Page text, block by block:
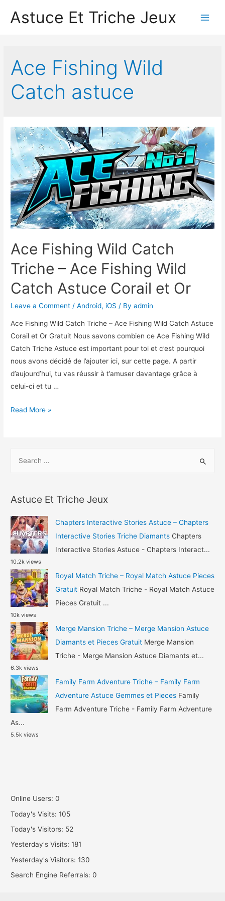
Astuce Et Triche Jeux
Ace Fishing Wild
Catc‪h‬ astuce
Ace Fishing Wild Catch
Triche – Ace Fishing Wild
Catch Astuce Corail et Or
Leave a Comment /Android, iOS / Byadmin
Ace Fishing Wild Catch Triche – Ace Fishing Wild Catch Astuce
Corail et Or Gratuit Nous savons combien ce Ace Fishing Wild
Catch Triche Astuce est important pour toi et c’est pourquoi
nous avons décidé de l’ajouter ici, sur cette page. A partir
d’aujourd’hui, tu vas réussir à t’amuser davantage grâce à
celui-ci et tu …
Ace
Triche
Fishing
Catch
Astuce
Corail
et
Or
Read More »
h
f
o
r
:
Astuce Et Triche Jeux
Chapters Interactive Stories Astuce – Chapters
Interactive Stories Triche Diamants Chapters
Interactive Stories Astuce - Chapters Interact...
10.2k views
Royal Match Triche – Royal Match Astuce Pieces
Gratuit Royal Match Triche - Royal Match Astuce
Pieces Gratuit ...
10k views
Merge Mansion Triche – Merge Mansion Astuce
Diamants et Pieces Gratuit Merge Mansion
Triche - Merge Mansion Astuce Diamants et...
6.3k views
Family Farm Adventure Triche – Family Farm
Adventure Astuce Gemmes et Pieces Family
Farm Adventure Triche - Family Farm Adventure
As...
5.5k views
Online Users:0
Today's Visits:105
Today's Visitors: 52
Yesterday's Visits:181
Yesterday's Visitors:130
Search Engine Referrals:0